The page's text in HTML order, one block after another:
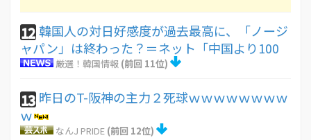
12韓国人の対日好感度が過去最高に、「ノージ
ャパン」は終わった？＝ネット「中国より100
厳選！韓国情報 (前回 11位)
13 昨日のT-阪神の主力２死球ｗｗｗｗｗｗｗｗ
ｗ
なんJ PRIDE (前回 12位)